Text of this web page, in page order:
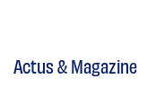
Actus & Magazine